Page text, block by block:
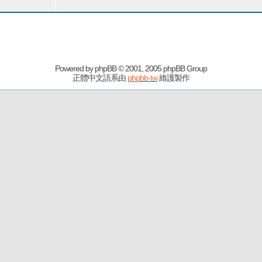
Powered byphpBB© 2001, 2005 phpBB Group
正體中文語系由 phpbb-tw維護製作